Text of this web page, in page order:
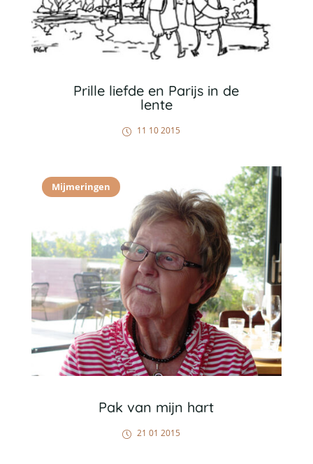
Prille liefde en Parijs in de
lente
11 10 2015
Mijmeringen
Pak van mijn hart
21 01 2015